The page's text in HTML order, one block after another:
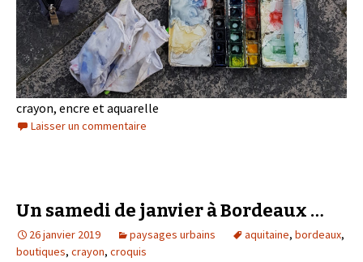
crayon, encre et aquarelle
Laisser un commentaire
Un samedi de janvier à Bordeaux …
26 janvier 2019 paysages urbains aquitaine, bordeaux,
boutiques, crayon, croquis